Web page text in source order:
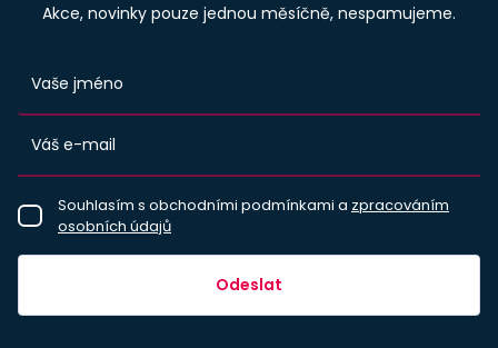
Akce, novinky pouze jednou měsíčně, nespamujeme.
Souhlasím s obchodními podmínkami a zpracováním
osobních údajů
Odeslat